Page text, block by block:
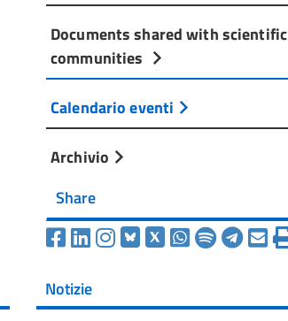
Documents shared with scientific
communities
Calendario eventi
Archivio
Share
Notizie